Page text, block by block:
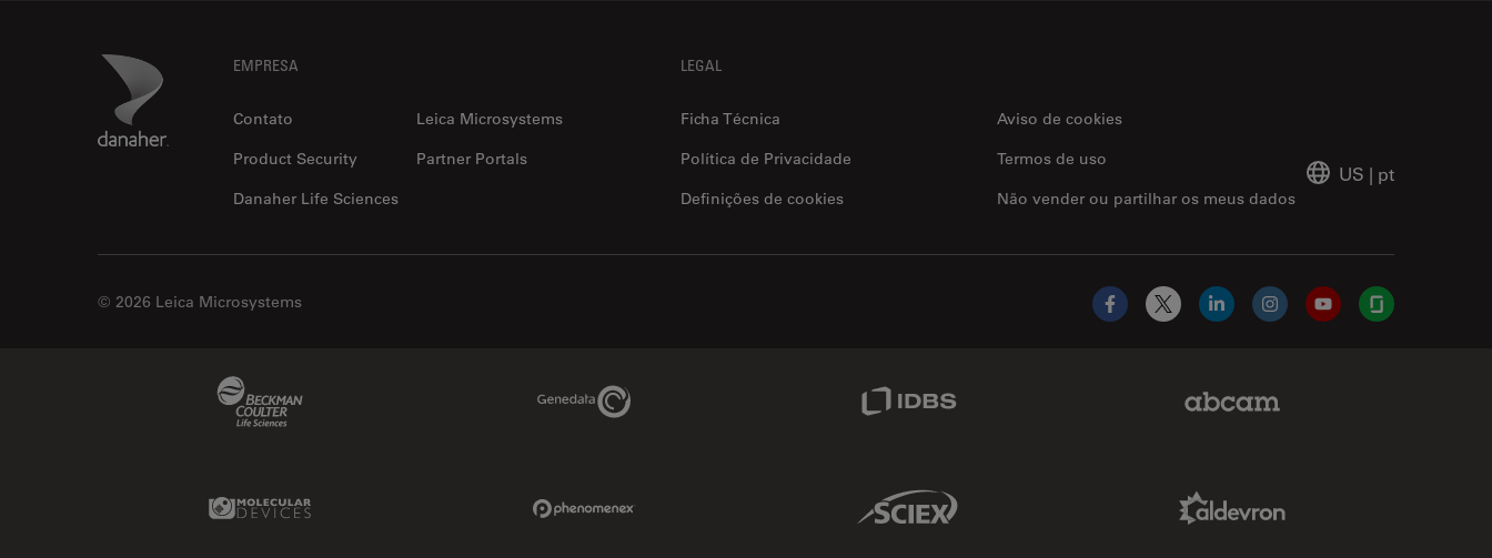
Danaher Logo EMPRESA
Contato
Leica Microsystems
Product Security
Partner Portals
Danaher Life Sciences
LEGAL
Ficha Técnica
Aviso de cookies
Política de Privacidade
Não vender ou partilhar os meus dados
Termos de uso
Definições de cookies
US | pt
© 2026 Leica Microsystems
Facebook
X LinkedInInstagramYouTubeGlassdoor
Genedata Link
Molecular Devices Link Sciex Link